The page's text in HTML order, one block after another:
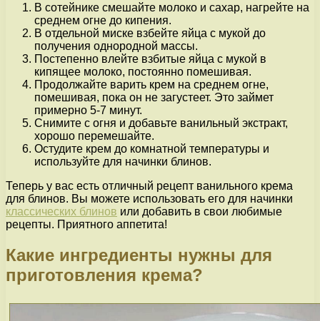
В сотейнике смешайте молоко и сахар, нагрейте на
среднем огне до кипения.
В отдельной миске взбейте яйца с мукой до
получения однородной массы.
Постепенно влейте взбитые яйца с мукой в
кипящее молоко, постоянно помешивая.
Продолжайте варить крем на среднем огне,
помешивая, пока он не загустеет. Это займет
примерно 5-7 минут.
Снимите с огня и добавьте ванильный экстракт,
хорошо перемешайте.
Остудите крем до комнатной температуры и
используйте для начинки блинов.
Теперь у вас есть отличный рецепт ванильного крема
для блинов. Вы можете использовать его для начинки
классических блинов или добавить в свои любимые
рецепты. Приятного аппетита!
Какие ингредиенты нужны для
приготовления крема?